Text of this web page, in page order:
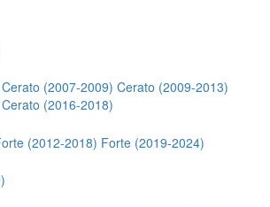
Cerato (2007-2009) Cerato (2009-2013)
Cerato (2016-2018)
(2012-2018) Forte (2019-2024)